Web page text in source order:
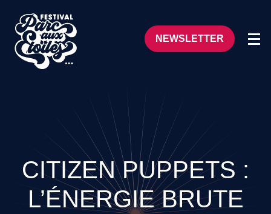
NEWSLETTER
CITIZEN PUPPETS :
L’ÉNERGIE BRUTE